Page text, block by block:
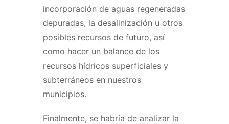
incorporación de aguas regeneradas
depuradas, la desalinización u otros
posibles recursos de futuro, así
como hacer un balance de los
recursos hídricos superficiales y
subterráneos en nuestros
municipios.
Finalmente, se habría de analizar la